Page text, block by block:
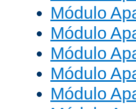
Módulo
Módulo
Módulo
Módulo
Módulo